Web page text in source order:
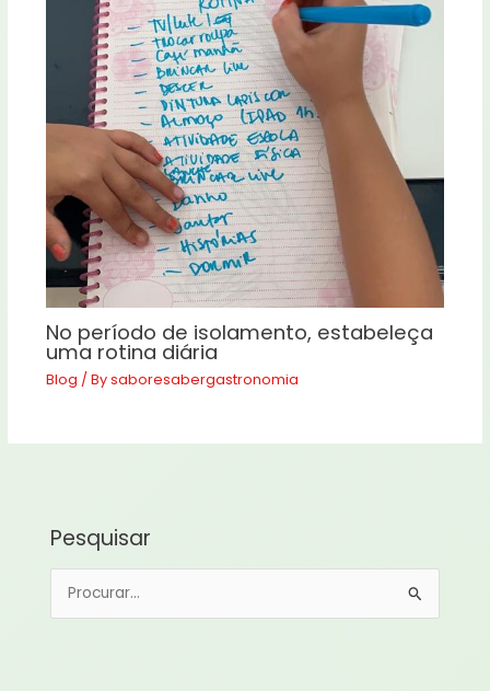
No período de isolamento, estabeleça
uma rotina diária
Blog / Bysaboresabergastronomia
Pesquisar